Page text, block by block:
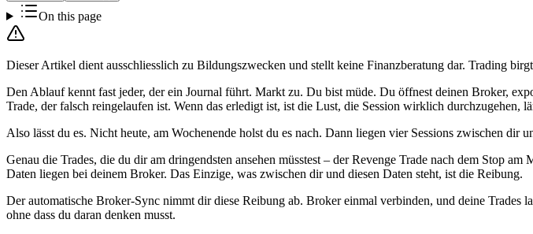
On this page
Dieser Artikel dient ausschliesslich zu Bildungszwecken und stellt keine Finanzberatung dar. Trading
Den Ablauf kennt fast jeder, der ein Journal führt. Markt zu. Du bist müde. Du öffnest deinen Broker,
Trade, der falsch reingelaufen ist. Wenn das erledigt ist, ist die Lust, die Session wirklich durchzugehen,
Also lässt du es. Nicht heute, am Wochenende holst du es nach. Dann liegen vier Sessions zwischen
Genau die Trades, die du dir am dringendsten ansehen müsstest – der Revenge Trade nach dem Stop
Daten liegen bei deinem Broker. Das Einzige, was zwischen dir und diesen Daten steht, ist die Reibung.
Der automatische Broker-Sync nimmt dir diese Reibung ab. Broker einmal verbinden, und deine
ohne dass du daran denken musst.